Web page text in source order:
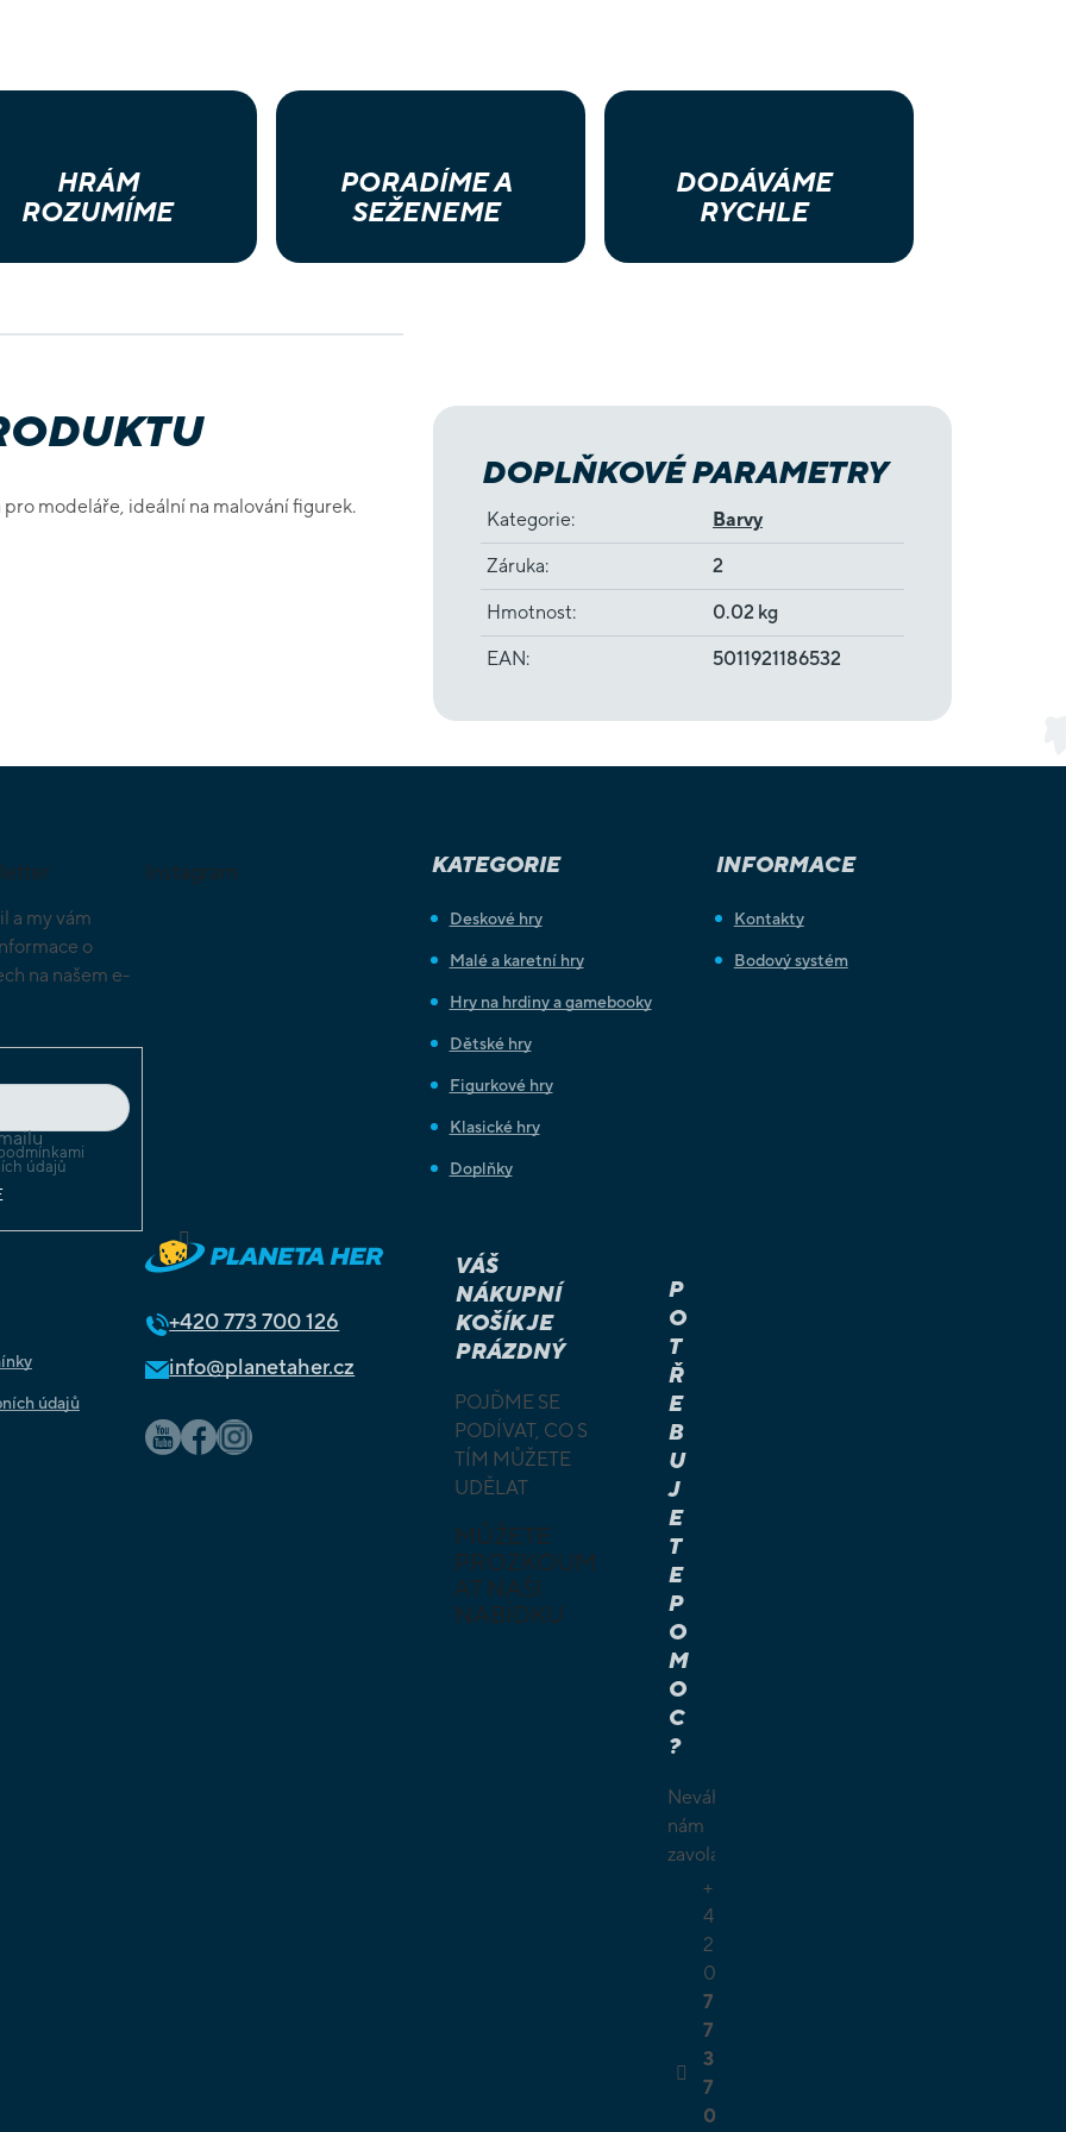
HRÁM
ROZUMÍME
PORADÍME A
SEŽENEME
DODÁVÁME
RYCHLE
modeláře, ideální na malování figurek.
DOPLŇKOVÉ PARAMETRY
Kategorie: Barvy
Záruka: 2
Hmotnost: 0.02 kg
EAN: 5011921186532
a my vám
o
na našem e-
údajů
Instagram KATEGORIE
Deskové hry
Malé a karetní hry
Hry na hrdiny a gamebooky
Dětské hry
Figurkové hry
Klasické hry
Doplňky
INFORMACE
Kontakty
Bodový systém
údajů
+420773 700 126
info@planetaher.cz
VÁŠ
NÁKUPNÍ
KOŠÍK JE
PRÁZDNÝ
POJĎME SE
PODÍVAT, CO S
TÍM MŮŽETE
UDĚLAT
MŮŽETE
PROZKOUM
AT NAŠI
NABÍDKU
P
O
T
Ř
E
B
U
J
E
T
E
P
O
M
O
C
?
Neváhejte
nám
zavolat.
+
4
2
0
7
7
3
7
0